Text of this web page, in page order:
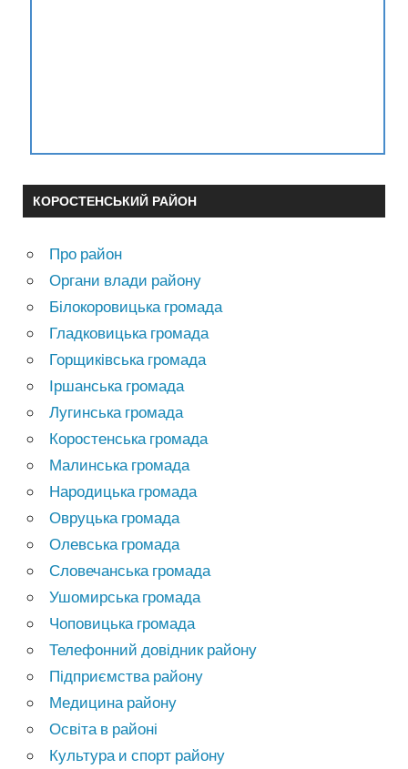
КОРОСТЕНСЬКИЙ РАЙОН
Про район
Органи влади району
Білокоровицька громада
Гладковицька громада
Горщиківська громада
Іршанська громада
Лугинська громада
Коростенська громада
Малинська громада
Народицька громада
Овруцька громада
Олевська громада
Словечанська громада
Ушомирська громада
Чоповицька громада
Телефонний довідник району
Підприємства району
Медицина району
Освіта в районі
Культура и спорт району